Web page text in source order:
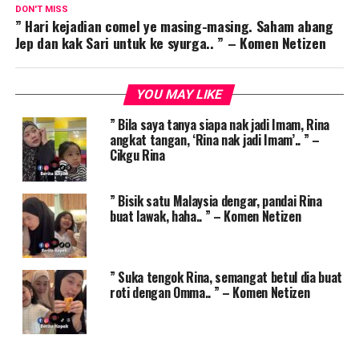
DON'T MISS
” Hari kejadian comel ye masing-masing. Saham abang
Jep dan kak Sari untuk ke syurga.. ” – Komen Netizen
YOU MAY LIKE
” Bila saya tanya siapa nak jadi Imam, Rina
angkat tangan, ‘Rina nak jadi Imam’.. ” –
Cikgu Rina
” Bisik satu Malaysia dengar, pandai Rina
buat lawak, haha.. ” – Komen Netizen
” Suka tengok Rina, semangat betul dia buat
roti dengan Omma.. ” – Komen Netizen